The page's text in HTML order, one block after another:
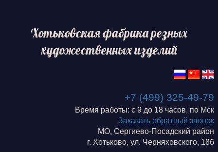
Хотьковская фабрика резных
художественных изделий
+7 (499) 325-49-79
Время работы: с 9 до 18 часов, по Мск
Заказать обратный звонок
МО, Сергиево-Посадский район
г. Хотьково, ул. Черняховского, 18б